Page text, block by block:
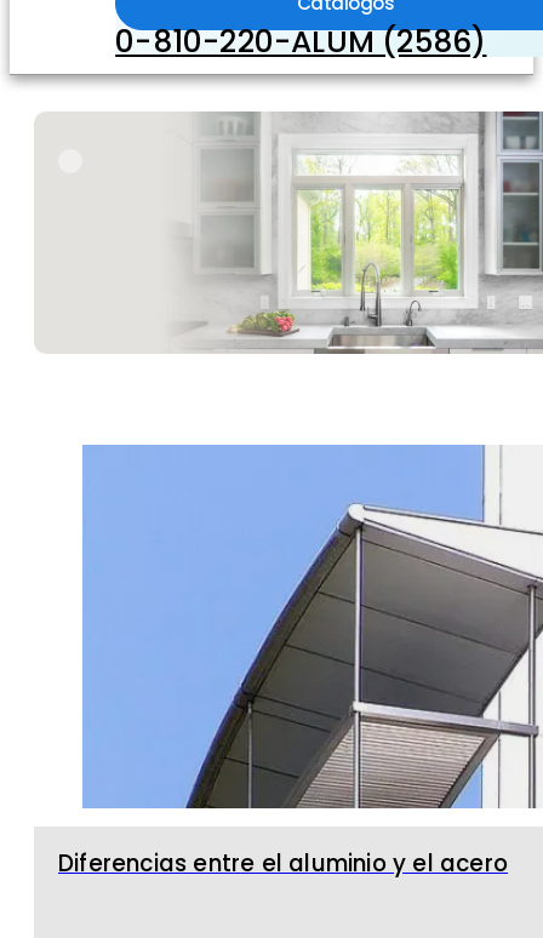
0-810-220-ALUM (2586)
Diferencias entre el aluminio y el acero